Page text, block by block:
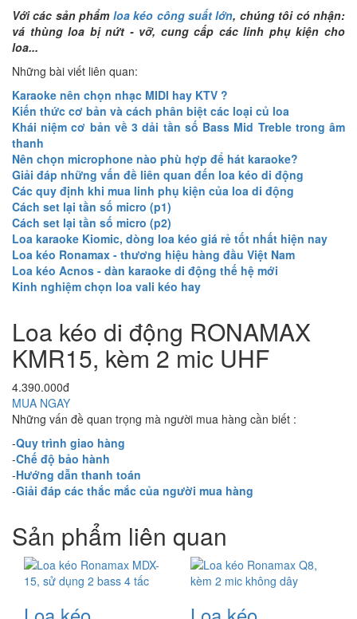
Với các sản phẩm loa kéo công suất lớn, chúng tôi có nhận:
vá thùng loa bị nứt - vỡ, cung cấp các linh phụ kiện cho
loa...
Những bài viết liên quan:
Karaoke nên chọn nhạc MIDI hay KTV ?
Kiến thức cơ bản và cách phân biệt các loại củ loa
Khái niệm cơ bản về 3 dải tần số Bass Mid Treble trong âm
thanh
Nên chọn microphone nào phù hợp để hát karaoke?
Giải đáp những vấn đề liên quan đến loa kéo di động
Các quy định khi mua linh phụ kiện của loa di động
Cách set lại tần số micro (p1)
Cách set lại tần số micro (p2)
Loa karaoke Kiomic, dòng loa kéo giá rẻ tốt nhất hiện nay
Loa kéo Ronamax - thương hiệu hàng đầu Việt Nam
Loa kéo Acnos - dàn karaoke di động thế hệ mới
Kinh nghiệm chọn loa vali kéo hay
Loa kéo di động RONAMAX
KMR15, kèm 2 mic UHF
4.390.000đ
MUA NGAY
Những vấn đề quan trọng mà người mua hàng cần biết :
-Quy trình giao hàng
-Chế độ bảo hành
-Hướng dẫn thanh toán
-Giải đáp các thắc mắc của người mua hàng
Sản phẩm liên quan